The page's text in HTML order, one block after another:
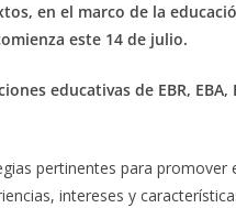
en el marco de la
este 14 de julio.
educativas de EBR, EBA,
pertinentes para promover
intereses y